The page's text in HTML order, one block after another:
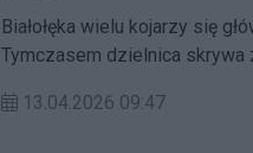
Białołęka wielu kojarzy się
Tymczasem dzielnica skrywa
wybrać się na spacer, by
13.04.2026 09:47